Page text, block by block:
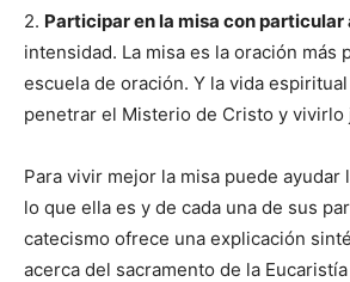
2. Participar en la misa con
intensidad. La misa es la oración más
escuela de oración. Y la vida
penetrar el Misterio de Cristo y vivirlo
Para vivir mejor la misa puede ayudar
lo que ella es y de cada una de sus
catecismo ofrece una explicación
acerca del sacramento de la